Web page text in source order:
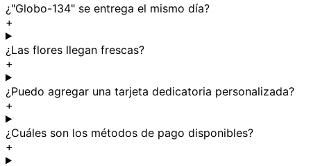
¿"Globo-134" se entrega el mismo día?
+
¿Las flores llegan frescas?
+
¿Puedo agregar una tarjeta dedicatoria personalizada?
+
¿Cuáles son los métodos de pago disponibles?
+